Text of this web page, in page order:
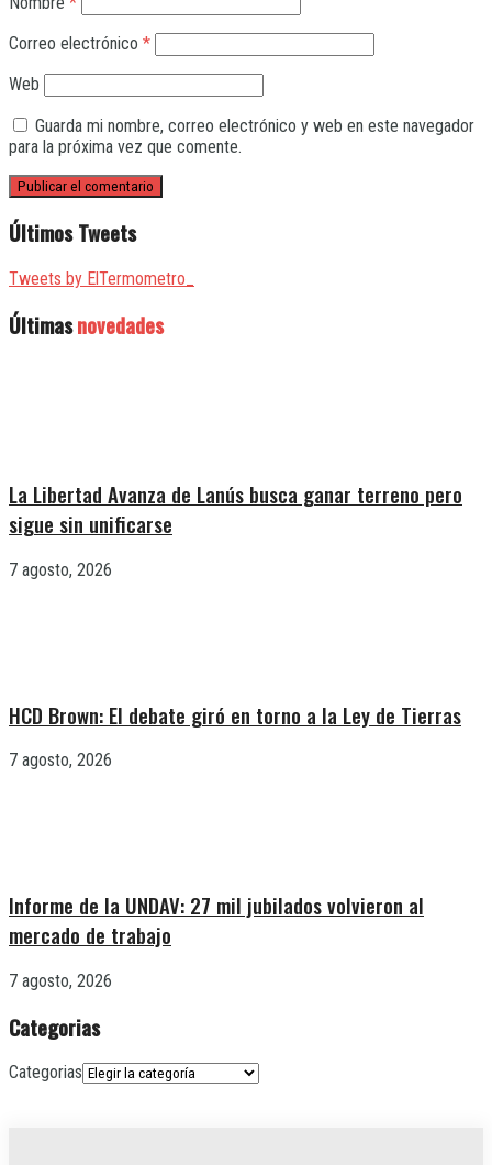
Correo electrónico *
Web
Guarda mi nombre, correo electrónico y web en este navegador
para la próxima vez que comente.
Últimos Tweets
Tweets by ElTermometro_
Últimasnovedades
La Libertad Avanza de Lanús busca ganar terreno pero
sigue sin unificarse
7 agosto, 2026
HCD Brown: El debate giró en torno a la Ley de Tierras
7 agosto, 2026
Informe de la UNDAV: 27 mil jubilados volvieron al
mercado de trabajo
7 agosto, 2026
Categorias
Categorias